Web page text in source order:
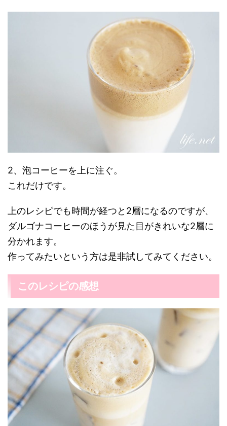
2、泡コーヒーを上に注ぐ。
これだけです。
上のレシピでも時間が経つと2層になるのですが、
ダルゴナコーヒーのほうが見た目がきれいな2層に
分かれます。
作ってみたいという方は是非試してみてください。
このレシピの感想